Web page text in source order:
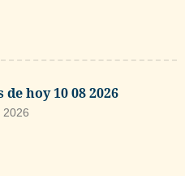
de hoy 10 08 2026
2026